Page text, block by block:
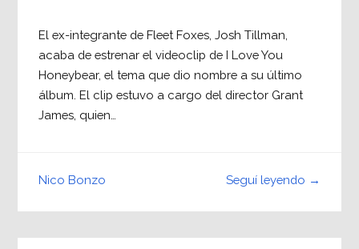
El ex-integrante de Fleet Foxes, Josh Tillman,
acaba de estrenar el videoclip de I Love You
Honeybear, el tema que dio nombre a su último
álbum. El clip estuvo a cargo del director Grant
James, quien…
Seguí leyendo →
Nico Bonzo